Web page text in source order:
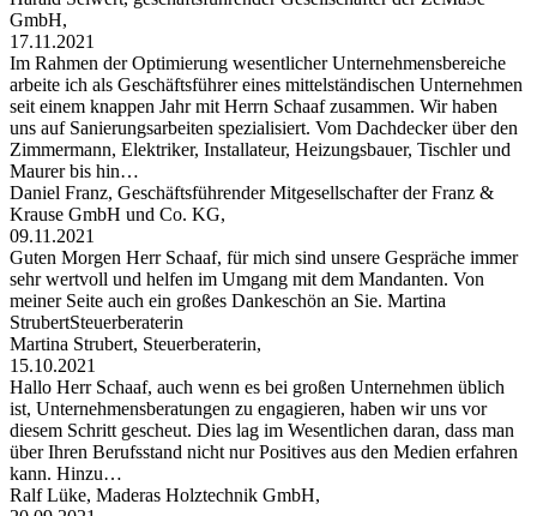
GmbH,
17.11.2021
Im Rahmen der Optimierung wesentlicher Unternehmensbereiche
arbeite ich als Geschäftsführer eines mittelständischen Unternehmen
seit einem knappen Jahr mit Herrn Schaaf zusammen. Wir haben
uns auf Sanierungsarbeiten spezialisiert. Vom Dachdecker über den
Zimmermann, Elektriker, Installateur, Heizungsbauer, Tischler und
Maurer bis hin…
Daniel Franz, Geschäftsführender Mitgesellschafter der Franz &
Krause GmbH und Co. KG,
09.11.2021
Guten Morgen Herr Schaaf, für mich sind unsere Gespräche immer
sehr wertvoll und helfen im Umgang mit dem Mandanten. Von
meiner Seite auch ein großes Dankeschön an Sie. Martina
StrubertSteuerberaterin
Martina Strubert, Steuerberaterin,
15.10.2021
Hallo Herr Schaaf, auch wenn es bei großen Unternehmen üblich
ist, Unternehmensberatungen zu engagieren, haben wir uns vor
diesem Schritt gescheut. Dies lag im Wesentlichen daran, dass man
über Ihren Berufsstand nicht nur Positives aus den Medien erfahren
kann. Hinzu…
Ralf Lüke, Maderas Holztechnik GmbH,